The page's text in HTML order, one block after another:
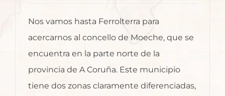
Nos vamos hasta Ferrolterra para
acercarnos al concello de Moeche, que se
encuentra en la parte norte de la
provincia de A Coruña. Este municipio
tiene dos zonas claramente diferenciadas,